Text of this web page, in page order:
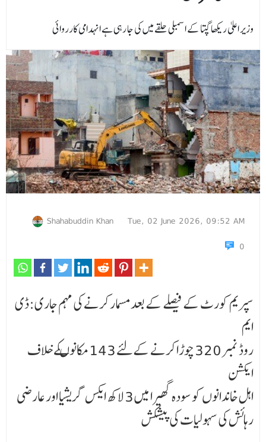
وزیر اعلیٰ ریکھا گپتا کے اسمبلی حلقے میں کی جا رہی ہے انہدامی کارروائی
Shahabuddin Khan
Tue, 02 June 2026, 09:52 AM
0
سپریم کورٹ کے فیصلے کے بعد مسمار کرنے کی مہم جاری:ڈی
ایم
روڈ نمبر 320 چوڑا کرنے کےلئے 143 مکانوںکے خلاف
ایکشن
اہل خاندانوں کو سودہ گھیرا میں 3 لاکھ ایکس گریشیا اور عارضی
رہائش کی سہولیات کی پیشکش